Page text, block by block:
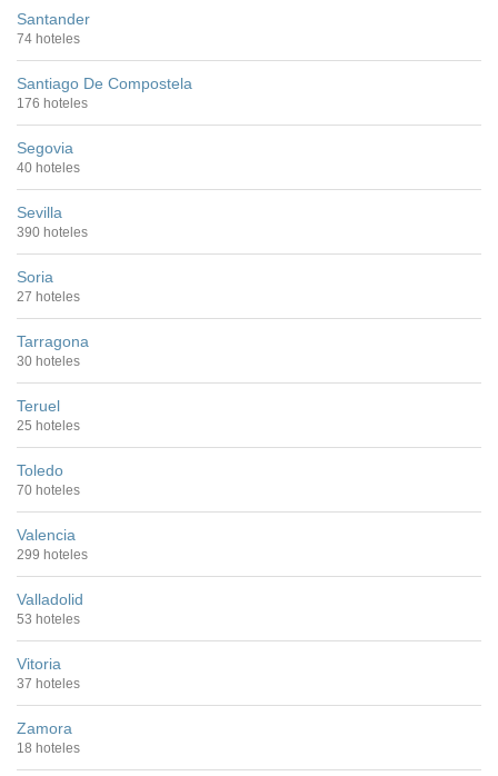
Santander
74 hoteles
Santiago De Compostela
176 hoteles
Segovia
40 hoteles
Sevilla
390 hoteles
Soria
27 hoteles
Tarragona
30 hoteles
Teruel
25 hoteles
Toledo
70 hoteles
Valencia
299 hoteles
Valladolid
53 hoteles
Vitoria
37 hoteles
Zamora
18 hoteles